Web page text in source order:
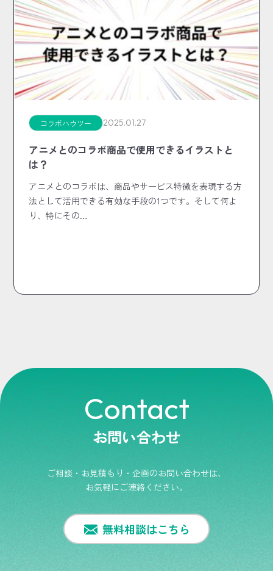
コラボハウツー 2025.01.27
アニメとのコラボ商品で使用できるイラストと
は？
アニメとのコラボは、商品やサービス特徴を表現する方
法として活用できる有効な手段の1つです。そして何よ
り、特にその…
Contact
お問い合わせ
ご相談・お見積もり・企画のお問い合わせは、
お気軽にご連絡ください。
無料相談はこちら